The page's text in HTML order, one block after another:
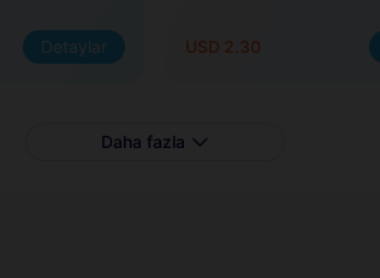
Detaylar USD 2.30
Daha fazla